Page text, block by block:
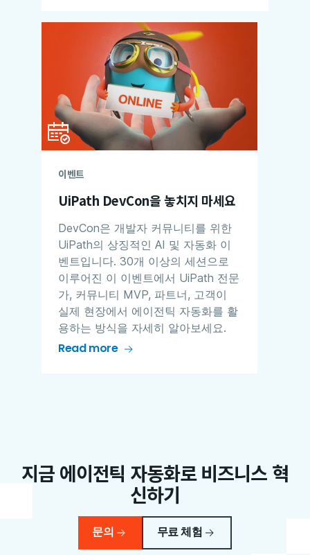
이벤트
UiPath DevCon을 놓치지 마세요
DevCon은 개발자 커뮤니티를 위한
UiPath의 상징적인 AI 및 자동화 이
벤트입니다. 30개 이상의 세션으로
이루어진 이 이벤트에서 UiPath 전문
가, 커뮤니티 MVP, 파트너, 고객이
실제 현장에서 에이전틱 자동화를 활
용하는 방식을 자세히 알아보세요.
Read more
지금 에이전틱 자동화로 비즈니스 혁
신하기
문의 무료 체험